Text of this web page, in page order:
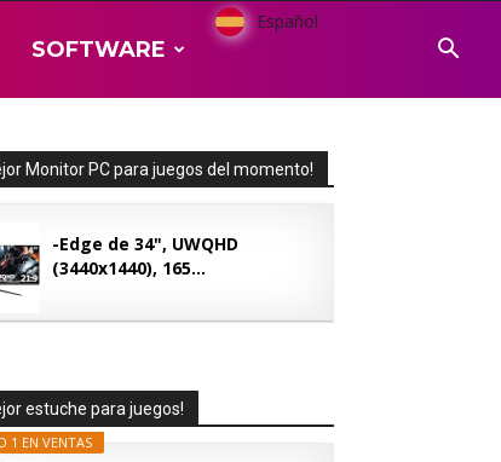
SOFTWARE
Español
Monitor PC para juegos del momento!
-Edge de 34", UWQHD
(3440x1440), 165...
estuche para juegos!
1 EN VENTAS